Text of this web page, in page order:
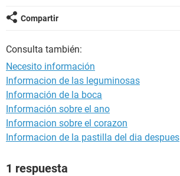
Compartir
Consulta también:
Necesito información
Informacion de las leguminosas
Información de la boca
Información sobre el ano
Informacion sobre el corazon
Informacion de la pastilla del dia despues
1 respuesta